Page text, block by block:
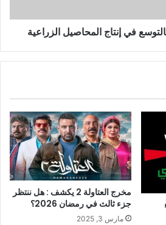
في إنتاج المحاصيل الزراعية
مخرج العتاولة 2 يكشف : هل ننتظر
جزء ثالث في رمضان 2026؟
مارس 3, 2025